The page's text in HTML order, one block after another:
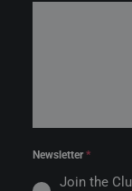
Newsletter*
Join the